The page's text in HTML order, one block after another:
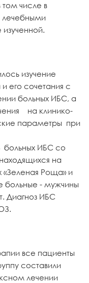
числе в
лечебными
изучение
его сочетания с
больных ИБС, а
на клинико-
параметры при
больных ИБС со
на
«Зеленая Роща» и
больные - мужчины
Диагноз ИБС
все пациенты
составили
лечении